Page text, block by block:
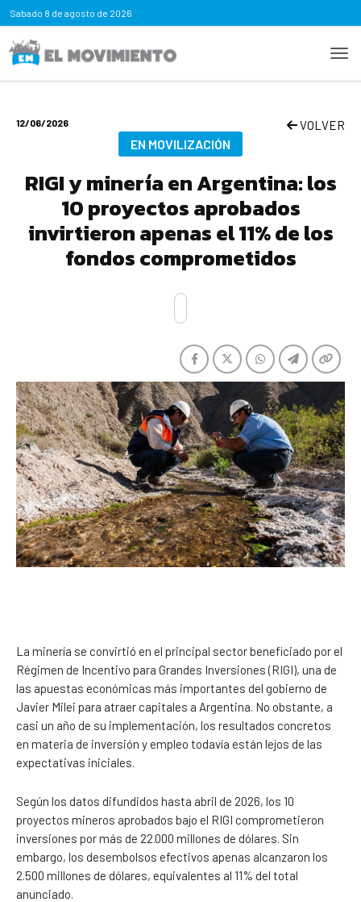
Sabado 8 de agosto de 2026
12/06/2026 VOLVER
EN MOVILIZACIÓN
RIGI y minería en Argentina: los
10 proyectos aprobados
invirtieron apenas el 11% de los
fondos comprometidos
La minería se convirtió en el principal sector beneficiado por el
Régimen de Incentivo para Grandes Inversiones (RIGI), una de
las apuestas económicas más importantes del gobierno de
Javier Milei para atraer capitales a Argentina. No obstante, a
casi un año de su implementación, los resultados concretos
en materia de inversión y empleo todavía están lejos de las
expectativas iniciales.
Según los datos difundidos hasta abril de 2026, los 10
proyectos mineros aprobados bajo el RIGI comprometieron
inversiones por más de 22.000 millones de dólares. Sin
embargo, los desembolsos efectivos apenas alcanzaron los
2.500 millones de dólares, equivalentes al 11% del total
anunciado.